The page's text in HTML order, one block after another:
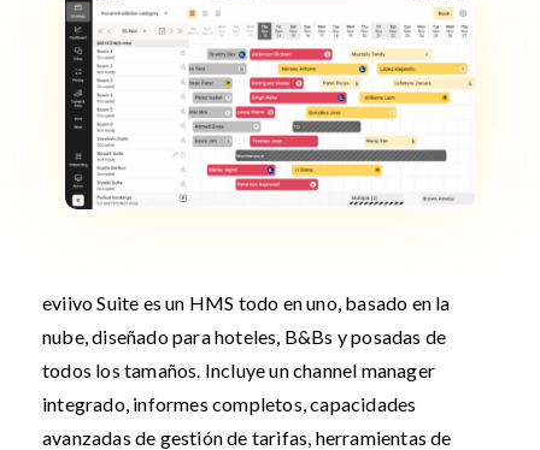
eviivo Suite es un HMS todo en uno, basado en la
nube, diseñado para hoteles, B&Bs y posadas de
todos los tamaños. Incluye un channel manager
integrado, informes completos, capacidades
avanzadas de gestión de tarifas, herramientas de